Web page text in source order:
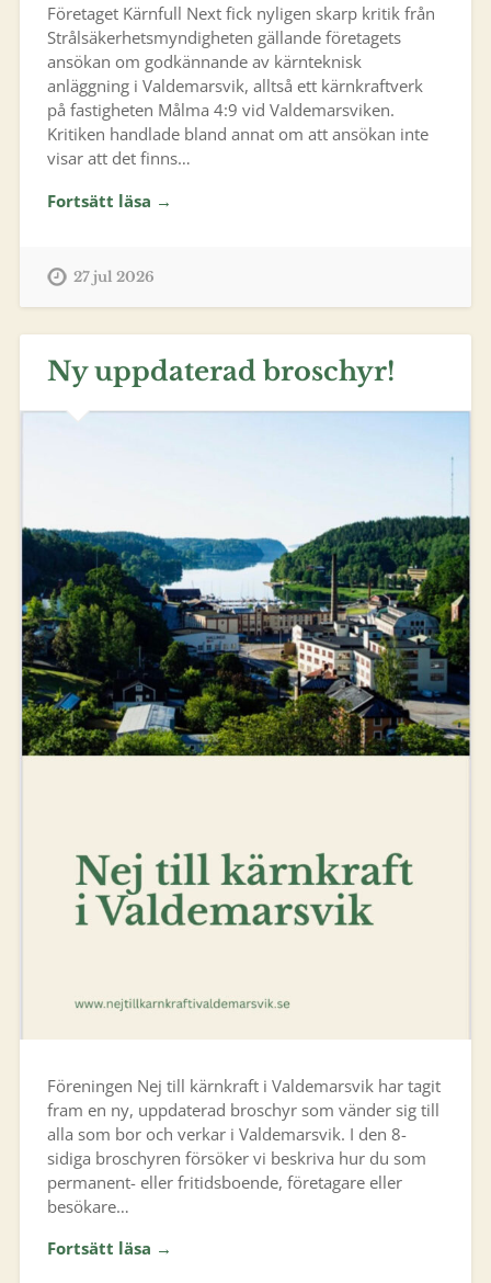
Företaget Kärnfull Next fick nyligen skarp kritik från
Strålsäkerhetsmyndigheten gällande företagets
ansökan om godkännande av kärnteknisk
anläggning i Valdemarsvik, alltså ett kärnkraftverk
på fastigheten Målma 4:9 vid Valdemarsviken.
Kritiken handlade bland annat om att ansökan inte
visar att det finns…
Fortsätt läsa →
27 jul 2026
Ny uppdaterad broschyr!
Föreningen Nej till kärnkraft i Valdemarsvik har tagit
fram en ny, uppdaterad broschyr som vänder sig till
alla som bor och verkar i Valdemarsvik. I den 8-
sidiga broschyren försöker vi beskriva hur du som
permanent- eller fritidsboende, företagare eller
besökare…
Fortsätt läsa →